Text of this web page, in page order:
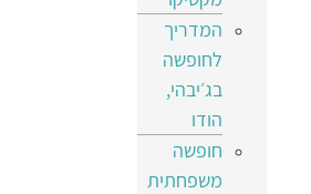
המדריך
לחופשה
בג׳יבהי,
הודו
חופשה
משפחתית